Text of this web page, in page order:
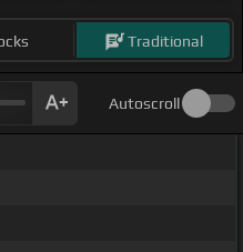
Traditional
Autoscroll